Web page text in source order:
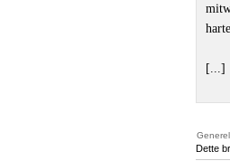
[...]
Dette